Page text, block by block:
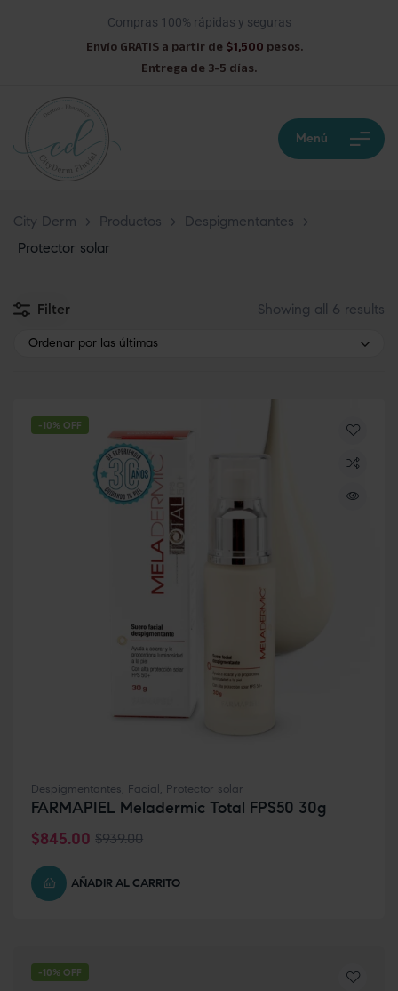
Compras 100% rápidas y seguras
Envío GRATIS a partir de $1,500 pesos.
Entrega de 3-5 días.
Menú
City Derm > Productos > Despigmentantes
>
Protector solar
Filter Showing all 6 results
Ordenar por las últimas
-10% OFF
Despigmentantes, Facial, Protector solar
FARMAPIEL Meladermic Total FPS50 30g
$939.00
$845.00
AÑADIR AL CARRITO
-10% OFF